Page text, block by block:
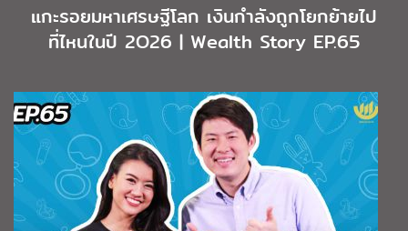
แกะรอยมหาเศรษฐีโลก เงินกำลังถูกโยกย้ายไป
ที่ไหนในปี 2O26 | Wealth Story EP.65